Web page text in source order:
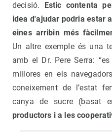
decisió.
Estic contenta
idea d'ajudar podria estar
eines arribin més
Un altre exemple és una
amb el Dr. Pere Serra:
millores en els
coneixement de l’estat
canya de sucre (basat
productors i a les